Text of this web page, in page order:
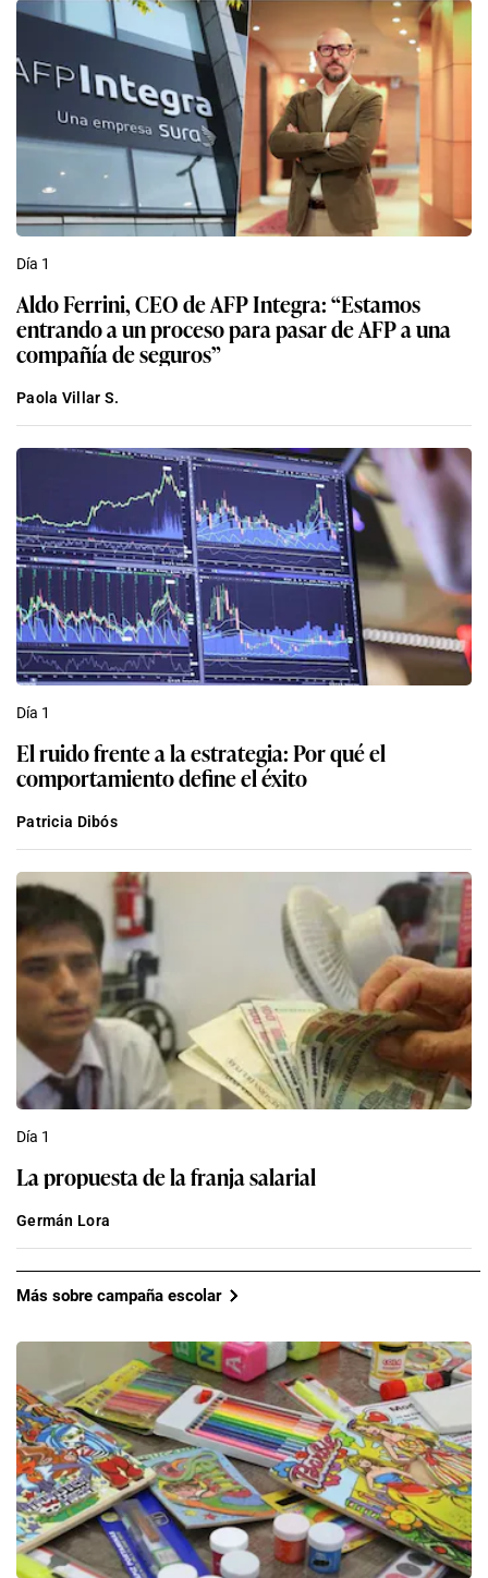
Día 1
Aldo Ferrini, CEO de AFP Integra: “Estamos
entrando a un proceso para pasar de AFP a una
compañía de seguros”
Paola Villar S.
Día 1
El ruido frente a la estrategia: Por qué el
comportamiento define el éxito
Patricia Dibós
Día 1
La propuesta de la franja salarial
Germán Lora
Más sobre campaña escolar